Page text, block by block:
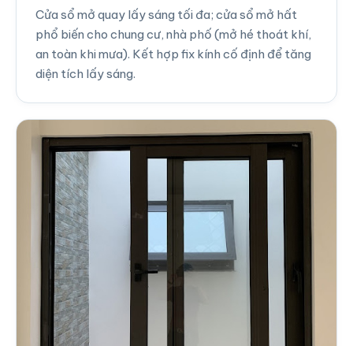
Cửa sổ mở quay lấy sáng tối đa; cửa sổ mở hất
phổ biến cho chung cư, nhà phố (mở hé thoát khí,
an toàn khi mưa). Kết hợp fix kính cố định để tăng
diện tích lấy sáng.